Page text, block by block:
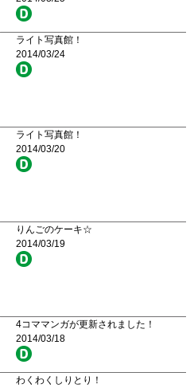
ライト写真館！
2014/03/24
ライト写真館！
2014/03/20
りんごのケーキ☆
2014/03/19
4コママンガが更新されました！
2014/03/18
わくわくしりとり！